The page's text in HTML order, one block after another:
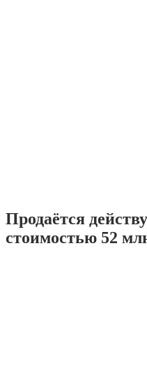
Продаётся
стоимостью 52